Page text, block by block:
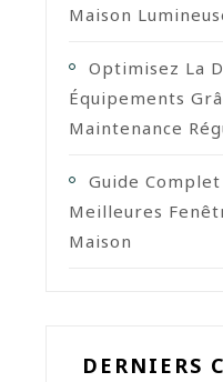
Maison
Optimisez La
Équipements
Maintenance
Guide
Meilleures
Maison
DERNIERS